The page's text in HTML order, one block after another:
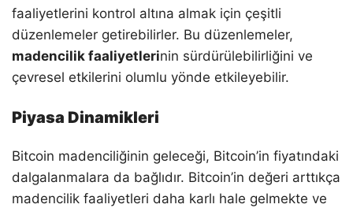
faaliyetlerini kontrol altına almak için çeşitli
düzenlemeler getirebilirler. Bu düzenlemeler,
madencilik faaliyetlerinin sürdürülebilirliğini ve
çevresel etkilerini olumlu yönde etkileyebilir.
Piyasa Dinamikleri
Bitcoin madenciliğinin geleceği, Bitcoin’in fiyatındaki
dalgalanmalara da bağlıdır. Bitcoin’in değeri arttıkça
madencilik faaliyetleri daha karlı hale gelmekte ve